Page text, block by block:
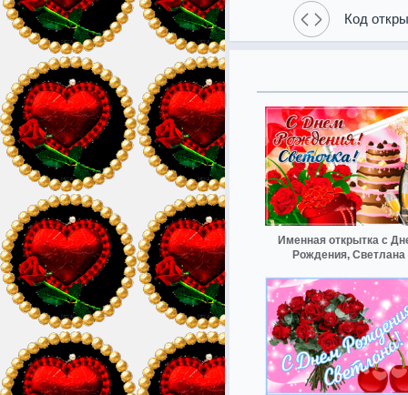
Код
Именная открытка с
Рождения, Светлана